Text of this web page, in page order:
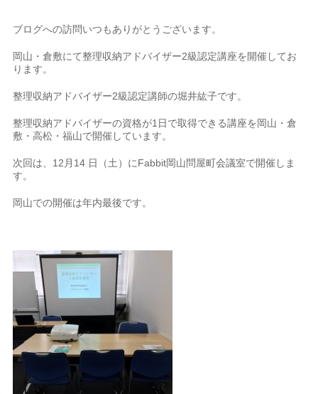
ブログへの訪問いつもありがとうございます。
岡山・倉敷にて整理収納アドバイザー2級認定講座を開催してお
ります。
整理収納アドバイザー2級認定講師の堀井紘子です。
整理収納アドバイザーの資格が1日で取得できる講座を岡山・倉
敷・高松・福山で開催しています。
次回は、12月14 日（土）にFabbit岡山問屋町会議室で開催しま
す。
岡山での開催は年内最後です。